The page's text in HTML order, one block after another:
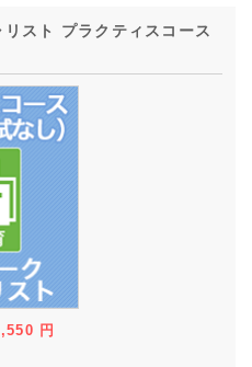
スト プラクティスコース
円